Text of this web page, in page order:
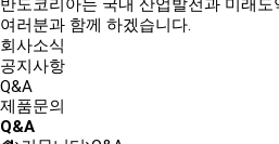
반도코리아는 국내 산업발전과 미래도
여러분과 함께 하겠습니다.
회사소식
공지사항
Q&A
제품문의
Q&A